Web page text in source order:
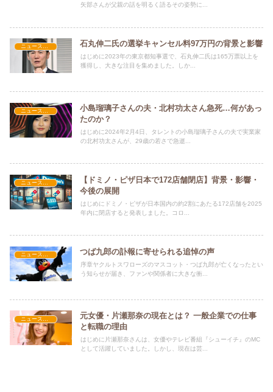
矢部さんが父親の話を明るく語るその姿勢に...
ニュース速報 石丸伸二氏の選挙キャンセル料97万円の背景と影響
はじめに2023年の東京都知事選で、石丸伸二氏は165万票以上を
獲得し、大きな注目を集めました。しか...
ニュース速報
小島瑠璃子さんの夫・北村功太さん急死…何があっ
たのか？
はじめに2024年2月4日、タレントの小島瑠璃子さんの夫で実業家
の北村功太さんが、29歳の若さで急逝...
【ドミノ・ピザ日本で172店舗閉店】背景・影響・
今後の展開
はじめにドミノ・ピザが日本国内の約2割にあたる172店舗を2025
年内に閉店すると発表しました。コロ...
つば九郎の訃報に寄せられる追悼の声
序章ヤクルトスワローズのマスコット・つば九郎が亡くなったとい
う知らせが届き、ファンや関係者に大きな衝...
元女優・片瀬那奈の現在とは？ 一般企業での仕事
と転職の理由
はじめに片瀬那奈さんは、女優やテレビ番組『シューイチ』のMC
として活躍していました。しかし、現在は芸...